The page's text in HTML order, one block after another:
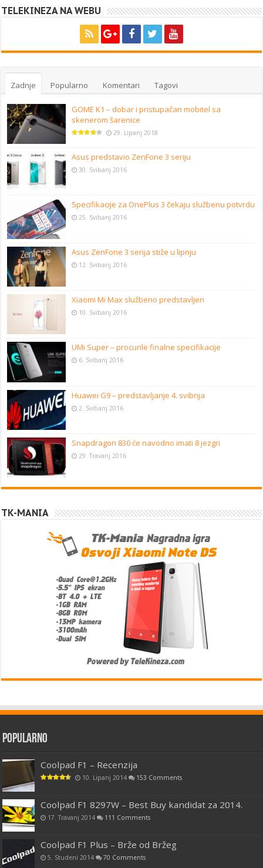
TELEKINEZA NA WEBU
Zadnje Popularno Komentari Tagovi
GOME K1 – dobar i pristupačan mobitel sa
skenerom šarenice
29. Lipanj 2018
Asus predstavio ZenFone 3 seriju
30. Svibanj 2016
Specifikacije za OnePlus 3 čekaju službenu potvrdu
25. Svibanj 2016
Asus ZenFone 3 serija stiže u lipnju
12. Svibanj 2016
Xiaomi Mi Max službeno predstavljen
10. Svibanj 2016
UMi Super – procurile finalne specifikacije
6. Svibanj 2016
Huawei G9 – predstavljanje 4. svibnja
2. Svibanj 2016
Snapdragon 830 će navodno imati 8 jezgri
29. Travanj 2016
TK-MANIA
Popularno
Coolpad F1 – Recenzija
10. Lipanj 2014 153 Comments
Coolpad F1 8297W – Best Buy kandidat za 2014.
17. Travanj 2014 111 Comments
Coolpad F1 Plus – Brže od Bržeg
5. Studeni 2014 70 Comments